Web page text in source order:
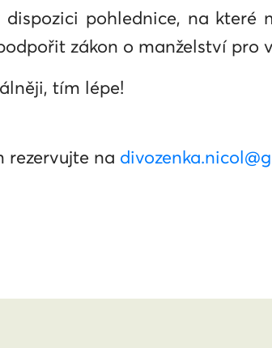
pohlednice, na které
zákon o manželství pro
tím lépe!
rezervujte na